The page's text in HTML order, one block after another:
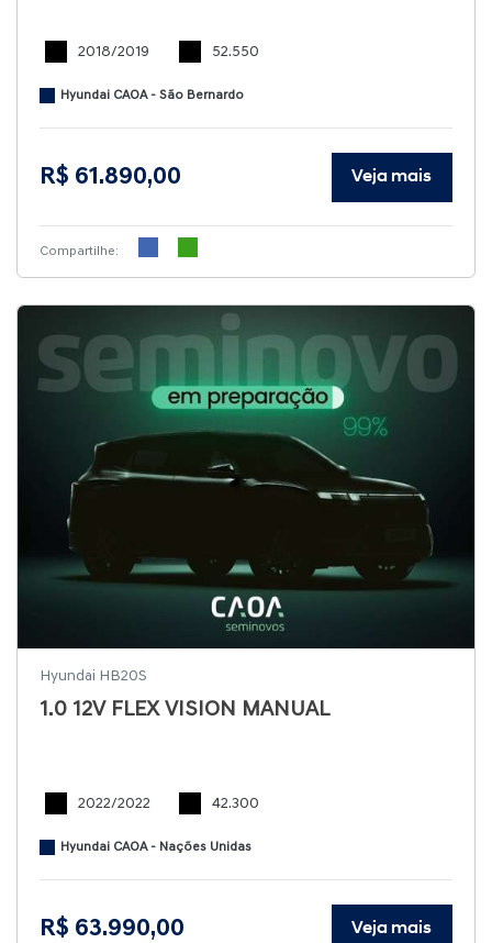
2018/2019 52.550
Hyundai CAOA - São Bernardo
R$ 61.890,00 Veja mais
Compartilhe:
Hyundai HB20S
1.0 12V FLEX VISION MANUAL
2022/2022 42.300
Hyundai CAOA - Nações Unidas
R$ 63.990,00 Veja mais